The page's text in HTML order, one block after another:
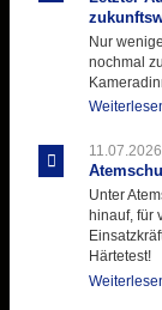
Nur
nochmal
Unter
hinauf, für
Härtetest!